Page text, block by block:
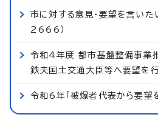
市に対する意見・要望を言い
2666）
令和4年度 都市基盤整備事業
鉄夫国土交通大臣等へ要望を
令和6年「被爆者代表から要望